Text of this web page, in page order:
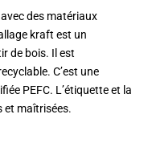
des matériaux
kraft est un
de bois. Il est
C’est une
PEFC. L’étiquette et la
et maîtrisées.